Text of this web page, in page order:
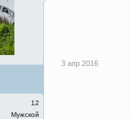
12
Мужской
3 апр 2016